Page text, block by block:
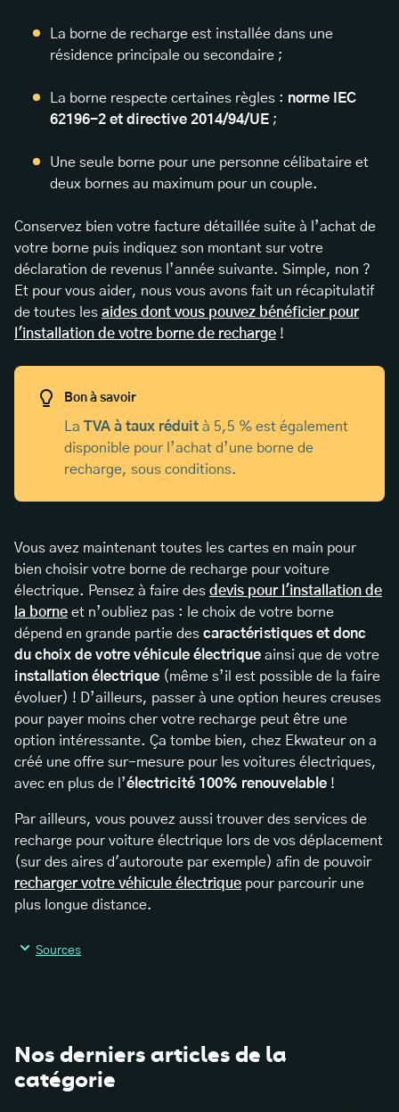
La borne de recharge est installée dans une
résidence principale ou secondaire ;
La borne respecte certaines règles : norme IEC
62196-2 et directive 2014/94/UE ;
Une seule borne pour une personne célibataire et
deux bornes au maximum pour un couple.
Conservez bien votre facture détaillée suite à l’achat de
votre borne puis indiquez son montant sur votre
déclaration de revenus l’année suivante. Simple, non ?
Et pour vous aider, nous vous avons fait un récapitulatif
de toutes les aides dont vous pouvez bénéficier pour
l'installation de votre borne de recharge !
Bon à savoir
La TVA à taux réduit à 5,5 % est également
disponible pour l’achat d’une borne de
recharge, sous conditions.
Vous avez maintenant toutes les cartes en main pour
bien choisir votre borne de recharge pour voiture
électrique. Pensez à faire des devis pour l'installation de
la borne et n’oubliez pas : le choix de votre borne
dépend en grande partie des caractéristiques et donc
du choix de votre véhicule électrique ainsi que de votre
installation électrique (même s’il est possible de la faire
évoluer) ! D’ailleurs, passer à une option heures creuses
pour payer moins cher votre recharge peut être une
option intéressante. Ça tombe bien, chez Ekwateur on a
créé une offre sur-mesure pour les voitures électriques,
avec en plus de l’électricité 100% renouvelable !
Par ailleurs, vous pouvez aussi trouver des services de
recharge pour voiture électrique lors de vos déplacement
(sur des aires d'autoroute par exemple) afin de pouvoir
recharger votre véhicule électrique pour parcourir une
plus longue distance.
Sources
Nos derniers articles de la
catégorie